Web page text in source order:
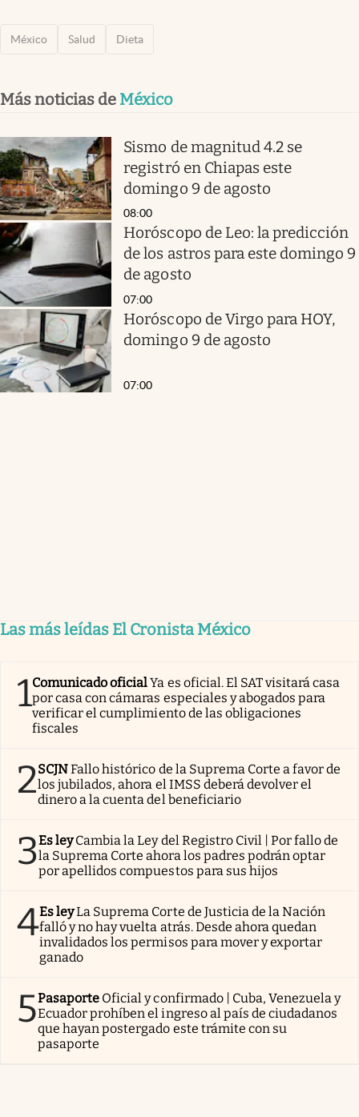
México Salud Dieta
Más noticias de México
Sismo de magnitud 4.2 se
registró en Chiapas este
domingo 9 de agosto
08:00
Horóscopo de Leo: la predicción
de los astros para este domingo 9
de agosto
07:00
Horóscopo de Virgo para HOY,
domingo 9 de agosto
07:00
Las más leídas El Cronista México
1Comunicado oficialYa es oficial. El SAT visitará casa
por casa con cámaras especiales y abogados para
verificar el cumplimiento de las obligaciones
fiscales
2SCJNFallo histórico de la Suprema Corte a favor de
los jubilados, ahora el IMSS deberá devolver el
dinero a la cuenta del beneficiario
3Es ley Cambia la Ley del Registro Civil | Por fallo de
la Suprema Corte ahora los padres podrán optar
por apellidos compuestos para sus hijos
4Es leyLa Suprema Corte de Justicia de la Nación
falló y no hay vuelta atrás. Desde ahora quedan
invalidados los permisos para mover y exportar
ganado
5Pasaporte Oficial y confirmado | Cuba, Venezuela y
Ecuador prohíben el ingreso al país de ciudadanos
que hayan postergado este trámite con su
pasaporte